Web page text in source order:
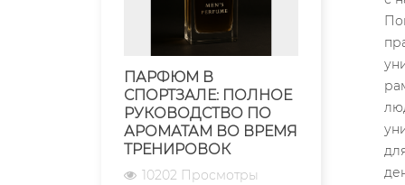
ПАРФЮМ В
СПОРТЗАЛЕ: ПОЛНОЕ
РУКОВОДСТВО ПО
АРОМАТАМ ВО ВРЕМЯ
ТРЕНИРОВОК
10202 Просмотры
ДУХОВ –
7133